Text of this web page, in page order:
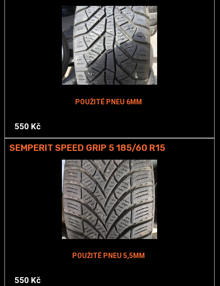
POUŽITÉ PNEU 6MM
550 Kč
SEMPERIT SPEED GRIP 5 185/60 R15
POUŽITÉ PNEU 5,5MM
550 Kč